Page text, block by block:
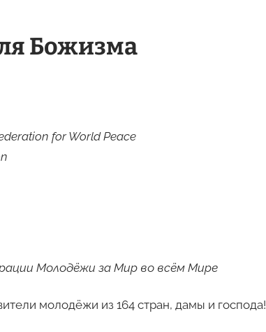
Божизма
for World Peace
Молодёжи за Мир во всём Мире
молодёжи из 164 стран, дамы и господа!